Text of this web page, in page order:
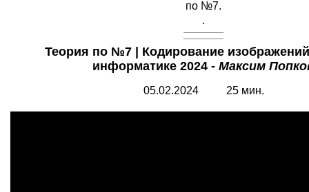
по №7.
.
Теория по №7 | Кодирование
информатике 2024 - Максим
05.02.2024 25 мин.